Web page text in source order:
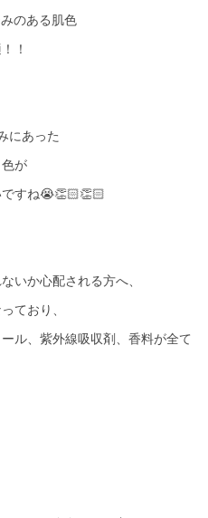
のある肌色
！
にあった
が
すね😭👏🏻👏🏻
いか心配される方へ、
ており、
ル、紫外線吸収剤、香料が全て